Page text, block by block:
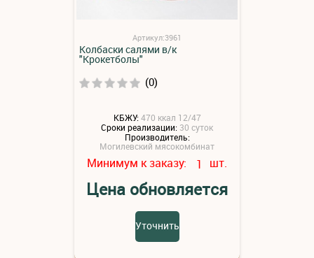
Артикул:3961
Колбаски салями в/к
"Крокетболы"
(0)
КБЖУ: 470 ккал 12/47
Сроки реализации: 30 суток
Производитель:
Могилевский мясокомбинат
Минимум к заказу: 1 шт.
Цена обновляется
Уточнить